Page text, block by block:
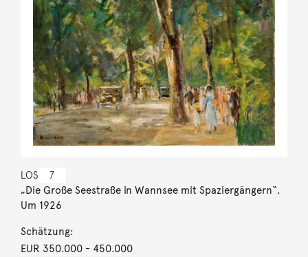
LOS 7
„Die Große Seestraße in Wannsee mit Spaziergängern“.
Um 1926
Schätzung:
EUR 350.000- 450.000